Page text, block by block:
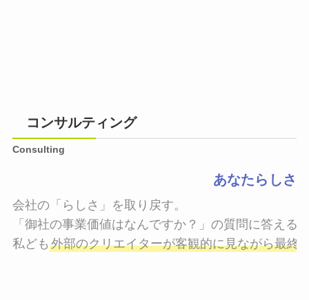
コンサルティング
Consulting
あなたらしさ
会社の「らしさ」を取り戻す。
「御社の事業価値はなんですか？」の質問に答える
私ども 外部のクリエイターが客観的に見ながら最終